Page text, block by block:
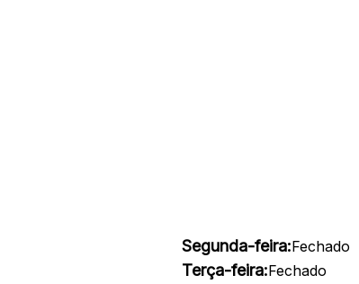
Segunda-feira:Fechado
Terça-feira:Fechado